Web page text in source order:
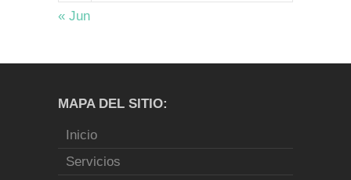
« Jun
MAPA DEL SITIO:
Inicio
Servicios